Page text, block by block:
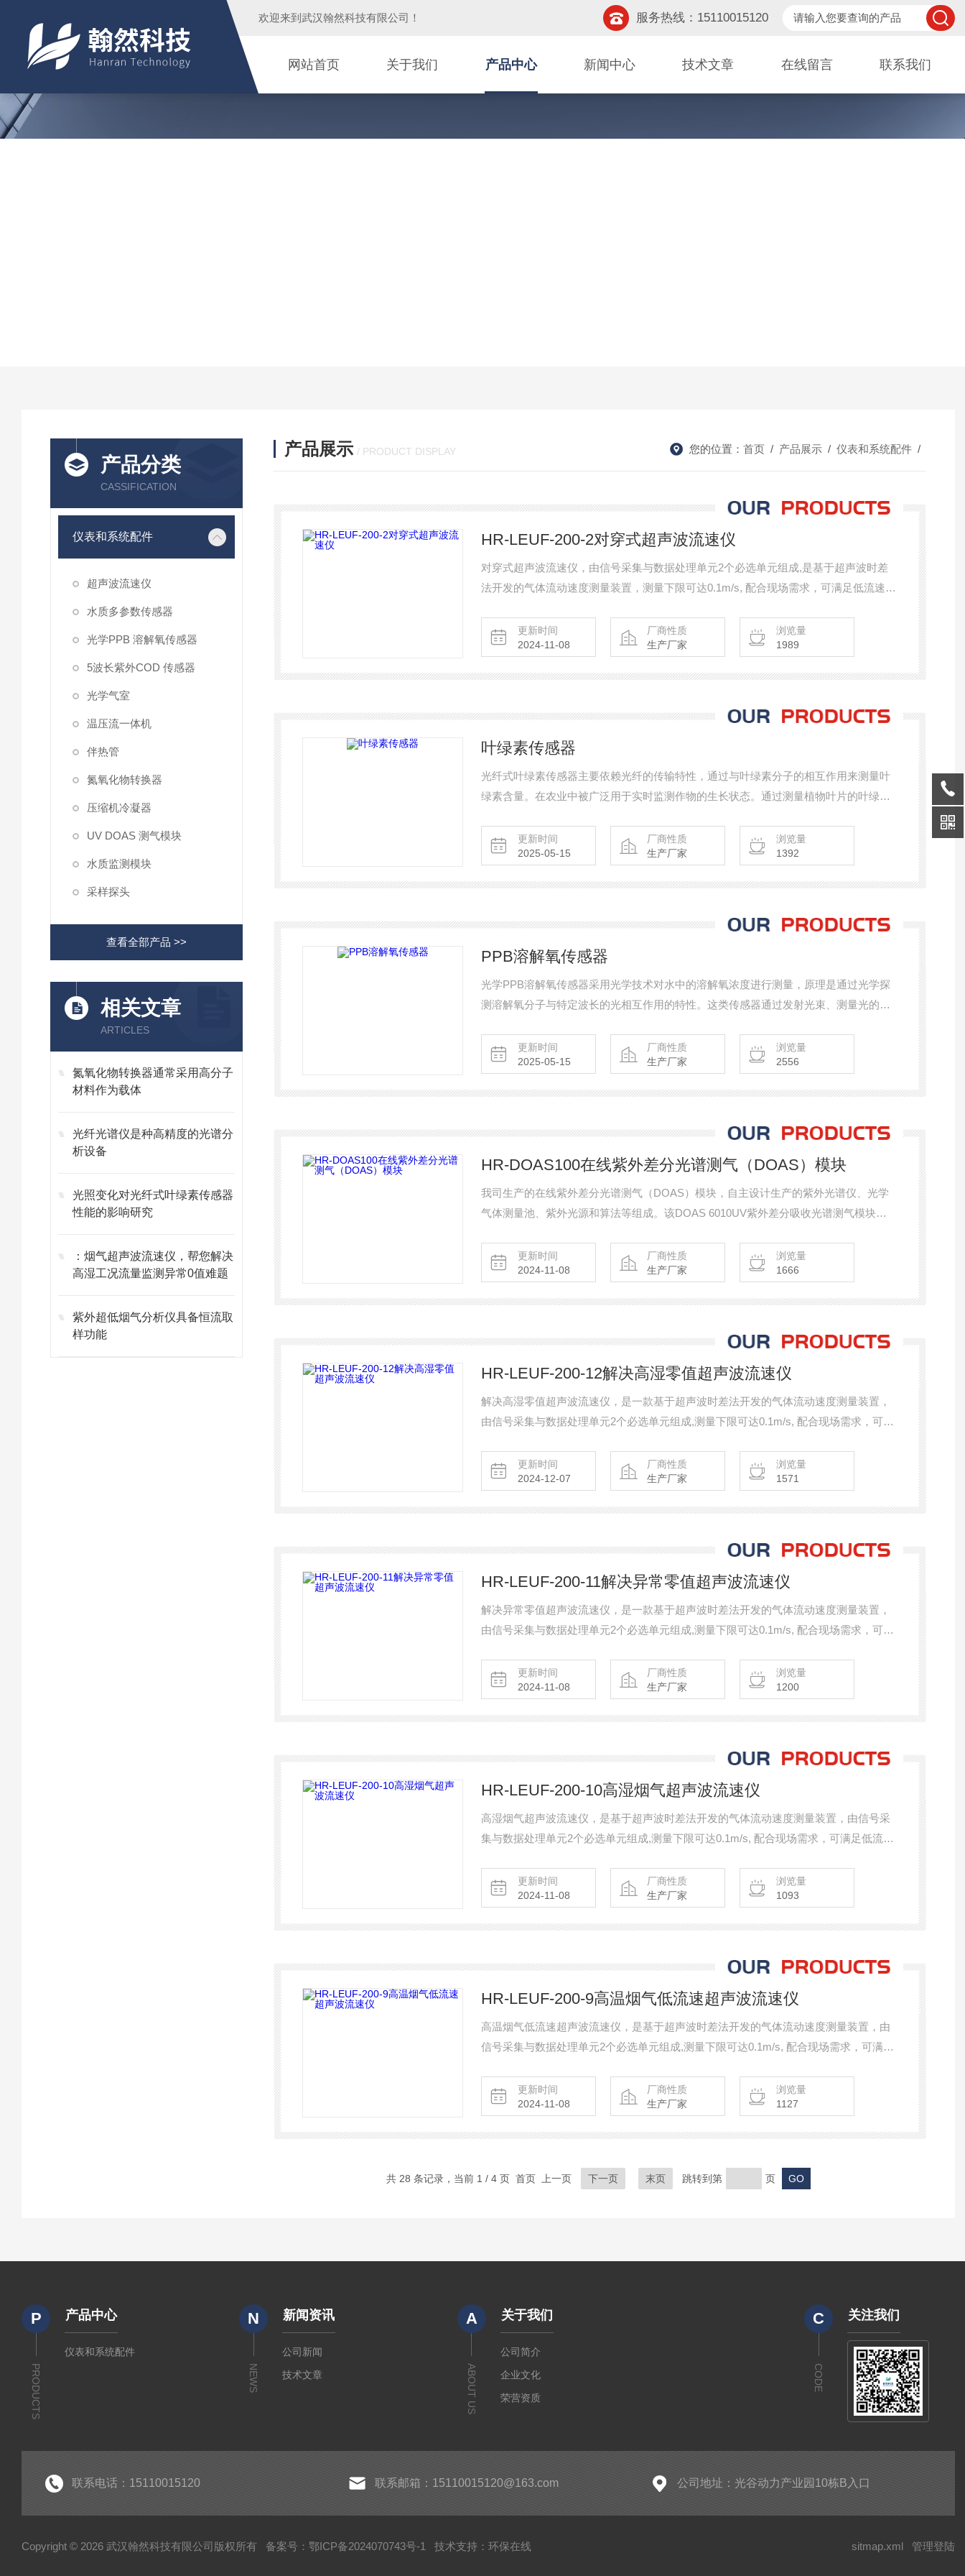
欢迎来到 武汉翰然科技有限公司 ！ 服务热线：15110015120
网站首页 关于我们 产品中心 新闻中心 技术文章 在线留言 联系我们
产品分类
CASSIFICATION
仪表和系统配件
超声波流速仪
水质多参数传感器
光学PPB 溶解氧传感器
5波长紫外COD 传感器
光学气室
温压流一体机
伴热管
氮氧化物转换器
压缩机冷凝器
UV DOAS 测气模块
水质监测模块
采样探头
查看全部产品 >>
相关文章
ARTICLES
氮氧化物转换器通常采用高分子
材料作为载体
光纤光谱仪是种高精度的光谱分
析设备
光照变化对光纤式叶绿素传感器
性能的影响研究
：烟气超声波流速仪，帮您解决
高湿工况流量监测异常0值难题
紫外超低烟气分析仪具备恒流取
样功能
产品展示 / PRODUCT DISPLAY 您的位置： 首页 / 产品展示 / 仪表和系统配件 /
HR-LEUF-200-2对穿式超声波流速仪
对穿式超声波流速仪，由信号采集与数据处理单元2个必选单元组成,是基于超声波时差
法开发的气体流动速度测量装置，测量下限可达0.1m/s, 配合现场需求，可满足低流速，
更新时间
2024-11-08
厂商性质
生产厂家
浏览量
1989
叶绿素传感器
光纤式叶绿素传感器主要依赖光纤的传输特性，通过与叶绿素分子的相互作用来测量叶
绿素含量。在农业中被广泛用于实时监测作物的生长状态。通过测量植物叶片的叶绿素
以在大田作物、温室作物和果树等农业环境中应用，帮助提高作物产量和质量。
更新时间
2025-05-15
厂商性质
生产厂家
浏览量
1392
PPB溶解氧传感器
光学PPB溶解氧传感器采用光学技术对水中的溶解氧浓度进行测量，原理是通过光学探
测溶解氧分子与特定波长的光相互作用的特性。这类传感器通过发射光束、测量光的反
更新时间
2025-05-15
厂商性质
生产厂家
浏览量
2556
HR-DOAS100在线紫外差分光谱测气（DOAS）模块
我司生产的在线紫外差分光谱测气（DOAS）模块，自主设计生产的紫外光谱仪、光学
气体测量池、紫外光源和算法等组成。该DOAS 6010UV紫外差分吸收光谱测气模块
凑、便于升级和维修等特点。
更新时间
2024-11-08
厂商性质
生产厂家
浏览量
1666
HR-LEUF-200-12解决高湿零值超声波流速仪
解决高湿零值超声波流速仪，是一款基于超声波时差法开发的气体流动速度测量装置，
由信号采集与数据处理单元2个必选单元组成,测量下限可达0.1m/s, 配合现场需求，可满
速测量，无需两个平台，易于安装，性价比高。
更新时间
2024-12-07
厂商性质
生产厂家
浏览量
1571
HR-LEUF-200-11解决异常零值超声波流速仪
解决异常零值超声波流速仪，是一款基于超声波时差法开发的气体流动速度测量装置，
由信号采集与数据处理单元2个必选单元组成,测量下限可达0.1m/s, 配合现场需求，可满
速测量，无需两个平台，易于安装，性价比高。
更新时间
2024-11-08
厂商性质
生产厂家
浏览量
1200
HR-LEUF-200-10高湿烟气超声波流速仪
高湿烟气超声波流速仪，是基于超声波时差法开发的气体流动速度测量装置，由信号采
集与数据处理单元2个必选单元组成,测量下限可达0.1m/s, 配合现场需求，可满足低流
量，无需两个平台，易于安装，性价比高。
更新时间
2024-11-08
厂商性质
生产厂家
浏览量
1093
HR-LEUF-200-9高温烟气低流速超声波流速仪
高温烟气低流速超声波流速仪，是基于超声波时差法开发的气体流动速度测量装置，由
信号采集与数据处理单元2个必选单元组成,测量下限可达0.1m/s, 配合现场需求，可满足
测量，无需两个平台，易于安装，性价比高。
更新时间
2024-11-08
厂商性质
生产厂家
浏览量
1127
共 28 条记录，当前 1 / 4 页 首页 上一页 下一页 末页 跳转到第 页
P
PRODUCTS
产品中心
仪表和系统配件
N
NEWS
新闻资讯
公司新闻
技术文章
A
ABOUT US
关于我们
公司简介
企业文化
荣营资质
C
CODE
关注我们
联系电话：15110015120 联系邮箱：15110015120@163.com 公司地址：光谷动力产业园10栋B入口
Copyright © 2026 武汉翰然科技有限公司版权所有 备案号：鄂ICP备2024070743号-1 技术支持： 环保在线 sitmap.xml 管理登陆